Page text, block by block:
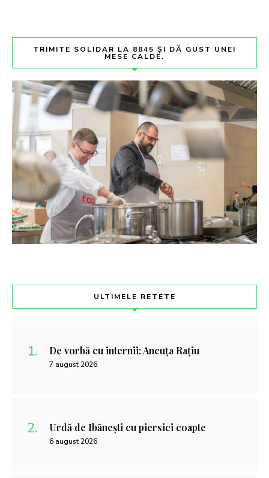
TRIMITE SOLIDAR LA 8845 ȘI DĂ GUST UNEI
MESE CALDE.
ULTIMELE RETETE
De vorbă cu internii: Ancuța Rațiu
7 august 2026
Urdă de Ibănești cu piersici coapte
6 august 2026